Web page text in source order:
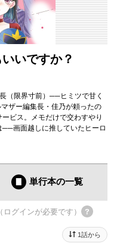
いですか？
（限界寸前）──ヒミツで甘く
ザー編集長・佳乃が頼ったの
ビス。メモだけで交わすやり
──画面越しに推していたヒーロ
単行本の一覧
ログインが必要です）
1話から